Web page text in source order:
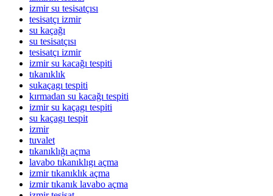
izmir su tesisatçısı
tesisatçı izmir
su kaçağı
su tesisatçısı
tesisatçı izmir
izmir su kacağı tespiti
tıkanıklık
sukaçagı tespiti
kırmadan su kacağı tespiti
izmir su kaçagı tespiti
su kaçagı tespit
izmir
tuvalet
tıkanıklığı açma
lavabo tıkanıklıgı açma
izmir tıkanıklık açma
izmir tıkanık lavabo açma